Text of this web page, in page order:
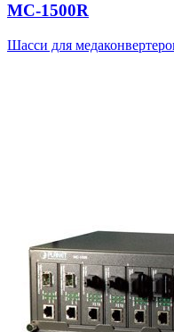
MC-1500R
Шасси для